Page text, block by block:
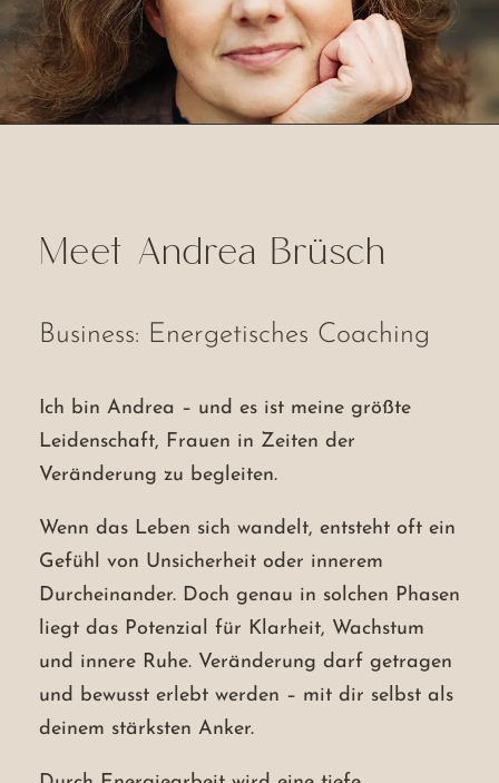
Meet Andrea Brüsch
Business: Energetisches Coaching
Ich bin Andrea – und es ist meine größte
Leidenschaft, Frauen in Zeiten der
Veränderung zu begleiten.
Wenn das Leben sich wandelt, entsteht oft ein
Gefühl von Unsicherheit oder innerem
Durcheinander. Doch genau in solchen Phasen
liegt das Potenzial für Klarheit, Wachstum
und innere Ruhe. Veränderung darf getragen
und bewusst erlebt werden – mit dir selbst als
deinem stärksten Anker.